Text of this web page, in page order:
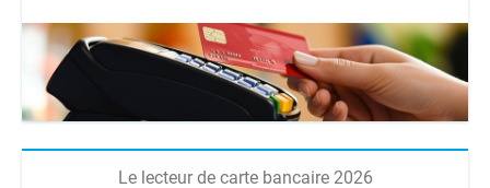
Le lecteur de carte bancaire 2026